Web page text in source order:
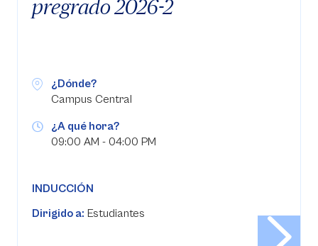
pregrado 2026-2
¿Dónde?
Campus Central
¿A qué hora?
09:00 AM - 04:00 PM
INDUCCIÓN
Dirigido a: Estudiantes